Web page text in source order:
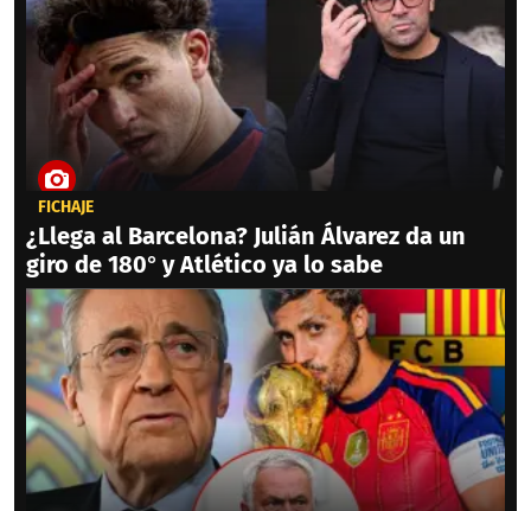
FICHAJE
¿Llega al Barcelona? Julián Álvarez da un
giro de 180° y Atlético ya lo sabe